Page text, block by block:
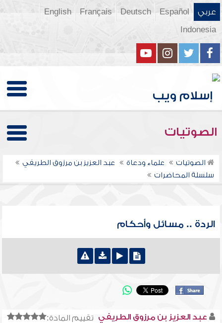
عربي Español
Deutsch
Français
English
Indonesia
الصوتيات
الصوتيات علماء ودعاة
عبد العزيز بن مرزوق الطريفي
سلسلة المحاضرات
الردة .. مسائل وأحكام
تقييم المادة: عبد العزيز بن مرزوق الطريفي